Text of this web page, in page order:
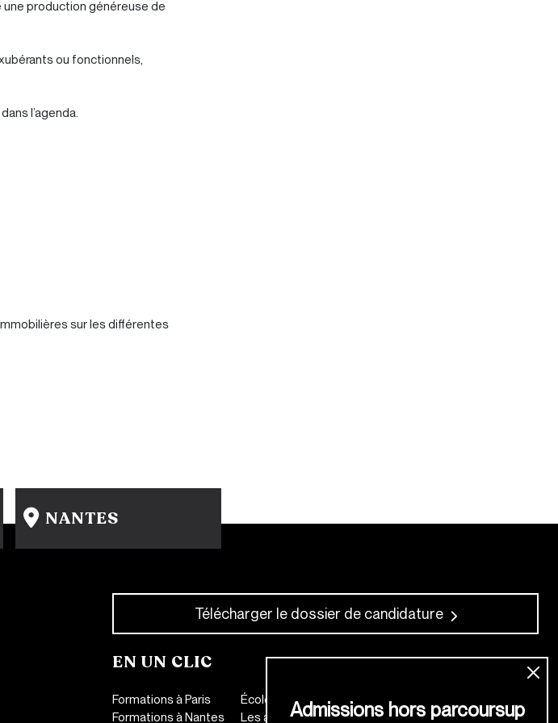
production généreuse de
ou fonctionnels,
l’agenda.
sur les différentes
Admissions hors parcoursup
NANTES
31-33 rue Saint Léonard
Télécharger le dossier de candidature
EN UN CLIC
Formations à Paris
Formations à Nantes
École de mode
Les anciens